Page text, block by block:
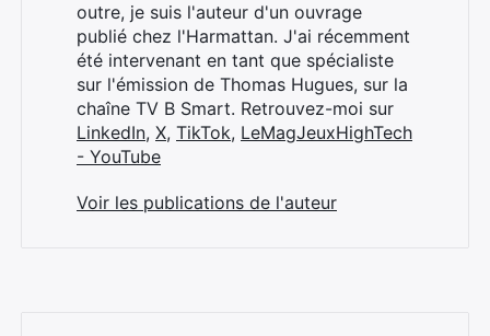
outre, je suis l'auteur d'un ouvrage
publié chez l'Harmattan. J'ai récemment
été intervenant en tant que spécialiste
sur l'émission de Thomas Hugues, sur la
chaîne TV B Smart. Retrouvez-moi sur
LinkedIn, X, TikTok, LeMagJeuxHighTech
- YouTube
Voir les publications de l'auteur